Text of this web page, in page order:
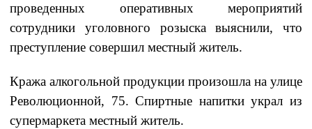
проведенных оперативных мероприятий
сотрудники уголовного розыска выяснили, что
преступление совершил местный житель.
Кража алкогольной продукции произошла на улице
Революционной, 75. Спиртные напитки украл из
супермаркета местный житель.